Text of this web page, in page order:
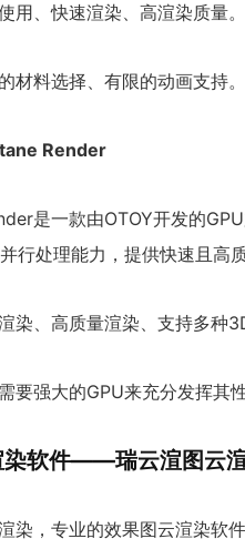
用、快速渲染、高渲染质量。
材料选择、有限的动画支持。
Render
是一款由OTOY开发的
行处理能力，提供快速且高
染、高质量渲染、支持多种
要强大的GPU来充分发挥其性
染软件——瑞云渲图云
染，专业的效果图云渲染软